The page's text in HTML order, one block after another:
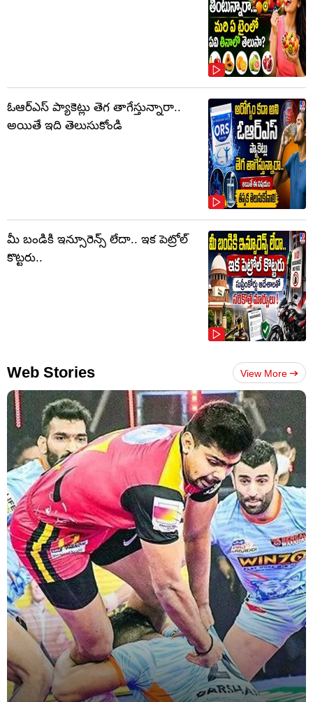
ఓఆర్‌ఎస్‌ ప్యాకెట్లు తెగ తాగేస్తున్నారా..
అయితే ఇది తెలుసుకోండి
మీ బండికి ఇన్సూరెన్స్ లేదా.. ఇక పెట్రోల్
కొట్టరు..
Web Stories View More